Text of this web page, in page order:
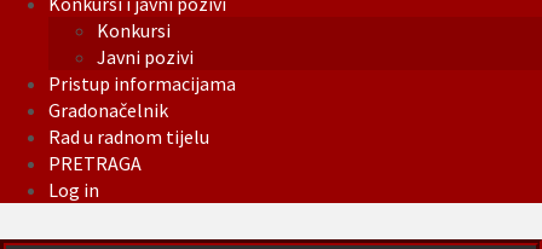
Konkursi
Javni pozivi
Pristup informacijama
Gradonačelnik
Rad u radnom tijelu
PRETRAGA
Log in